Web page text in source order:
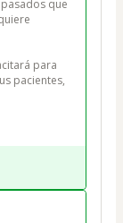
que
para
pacientes,